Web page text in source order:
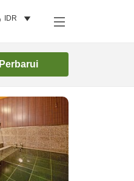
IDR
Perbarui
Cari kamar